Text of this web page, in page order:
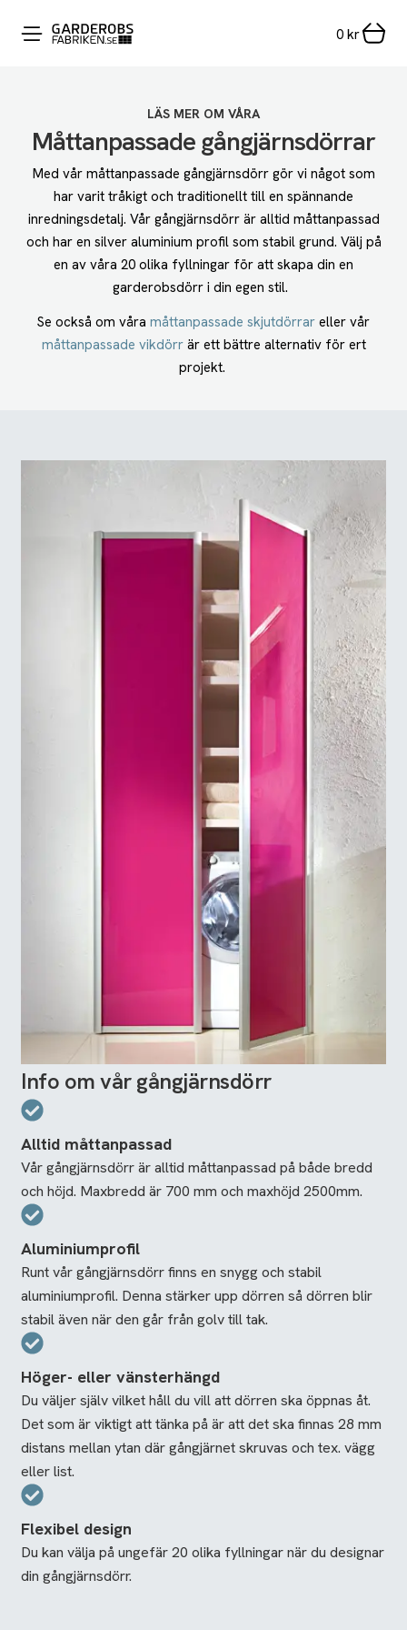
0 kr
LÄS MER OM VÅRA
Måttanpassade gångjärnsdörrar
Med vår måttanpassade gångjärnsdörr gör vi något som
har varit tråkigt och traditionellt till en spännande
inredningsdetalj. Vår gångjärnsdörr är alltid måttanpassad
och har en silver aluminium profil som stabil grund. Välj på
en av våra 20 olika fyllningar för att skapa din en
garderobsdörr i din egen stil.
Se också om våra måttanpassade skjutdörrar eller vår
måttanpassade vikdörrär ett bättre alternativ för ert
projekt.
Info om vår gångjärnsdörr
Alltid måttanpassad
Vår gångjärnsdörr är alltid måttanpassad på både bredd
och höjd. Maxbredd är 700 mm och maxhöjd 2500mm.
Aluminiumprofil
Runt vår gångjärnsdörr finns en snygg och stabil
aluminiumprofil. Denna stärker upp dörren så dörren blir
stabil även när den går från golv till tak.
Höger- eller vänsterhängd
Du väljer själv vilket håll du vill att dörren ska öppnas åt.
Det som är viktigt att tänka på är att det ska finnas 28 mm
distans mellan ytan där gångjärnet skruvas och tex. vägg
eller list.
Flexibel design
Du kan välja på ungefär 20 olika fyllningar när du designar
din gångjärnsdörr.